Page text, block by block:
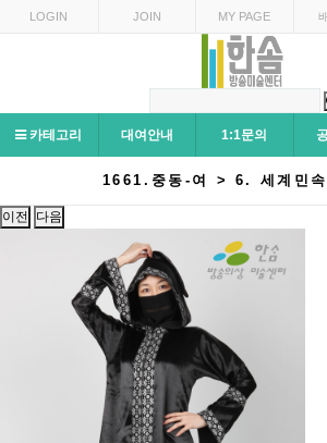
LOGIN JOIN MY PAGE
카테고리 대여안내 1:1문의
1661.중동-여 > 6. 세계민
이전 다음